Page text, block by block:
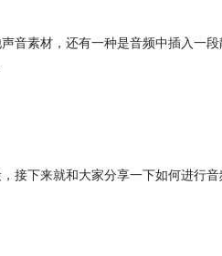
音素材，还有一种是音频中插入一段
接下来就和大家分享一下如何进行音